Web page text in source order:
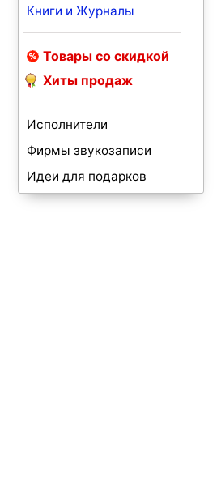
Книги и Журналы
Товары со скидкой
Хиты продаж
Исполнители
Фирмы звукозаписи
Идеи для подарков